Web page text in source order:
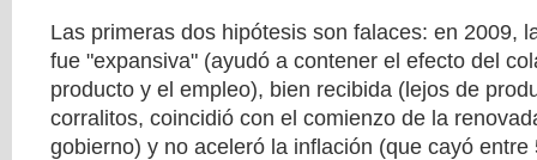
Las primeras dos hipótesis son falaces: en 2009,
fue "expansiva" (ayudó a contener el efecto del
producto y el empleo), bien recibida (lejos de
corralitos, coincidió con el comienzo de la
gobierno) y no aceleró la inflación (que cayó